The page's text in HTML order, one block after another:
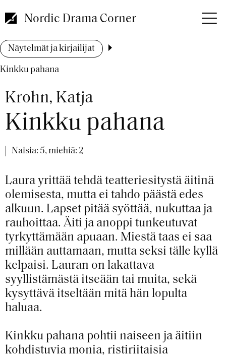
pääsisältöön
Nordic Drama Corner
Murupolku
Näytelmät ja kirjailijat
Kinkku pahana
Krohn, Katja
Kinkku pahana
Naisia: 5, miehiä: 2
Laura yrittää tehdä teatteriesitystä äitinä
olemisesta, mutta ei tahdo päästä edes
alkuun. Lapset pitää syöttää, nukuttaa ja
rauhoittaa. Äiti ja anoppi tunkeutuvat
tyrkyttämään apuaan. Miestä taas ei saa
millään auttamaan, mutta seksi tälle kyllä
kelpaisi. Lauran on lakattava
syyllistämästä itseään tai muita, sekä
kysyttävä itseltään mitä hän lopulta
haluaa.
Kinkku pahana pohtii naiseen ja äitiin
kohdistuvia monia, ristiriitaisia